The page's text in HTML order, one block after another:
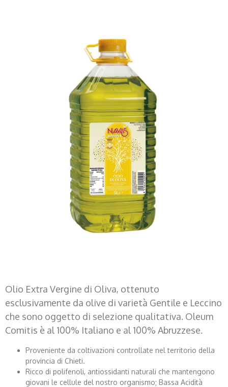
Olio Extra Vergine di Oliva, ottenuto
esclusivamente da olive di varietà Gentile e Leccino
che sono oggetto di selezione qualitativa. Oleum
Comitis è al 100% Italiano e al 100% Abruzzese.
Proveniente da coltivazioni controllate nel territorio della
provincia di Chieti.
Ricco di polifenoli, antiossidanti naturali che mantengono
giovani le cellule del nostro organismo; Bassa Acidità